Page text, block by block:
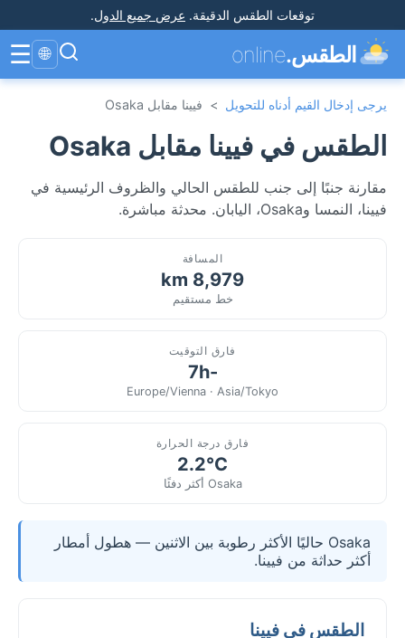
توقعات الطقس الدقيقة. عرض جميع الدول.
الطقس.online
🌐
☰
يرجى إدخال القيم أدناه للتحويل > فيينا مقابل Osaka
الطقس في فيينا مقابل Osaka
مقارنة جنبًا إلى جنب للطقس الحالي والظروف الرئيسية في
فيينا، النمسا وOsaka، اليابان. محدثة مباشرة.
المسافة
8,979 km
خط مستقيم
فارق التوقيت
-7h
Europe/Vienna · Asia/Tokyo
فارق درجة الحرارة
2.2°C
Osaka أكثر دفئًا
Osaka حاليًا الأكثر رطوبة بين الاثنين — هطول أمطار
أكثر حداثة من فيينا.
الطقس في فيينا